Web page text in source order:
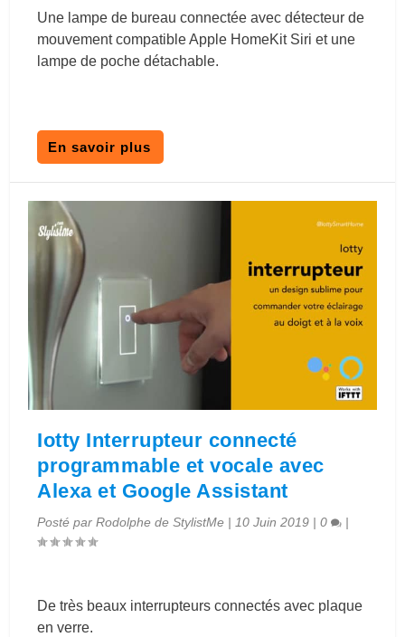
Une lampe de bureau connectée avec détecteur de
mouvement compatible Apple HomeKit Siri et une
lampe de poche détachable.
En savoir plus
Iotty Interrupteur connecté
programmable et vocale avec
Alexa et Google Assistant
Posté parRodolphe de StylistMe |10 Juin 2019 |0 |
De très beaux interrupteurs connectés avec plaque
en verre.